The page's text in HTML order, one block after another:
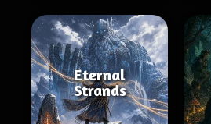
Eternal
Strands